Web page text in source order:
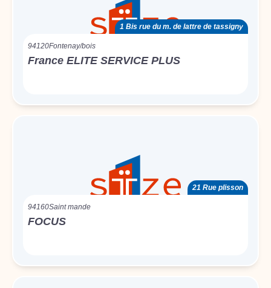
1 Bis rue du m. de lattre de tassigny
94120Fontenay/bois
France ELITE SERVICE PLUS
21 Rue plisson
94160Saint mande
FOCUS